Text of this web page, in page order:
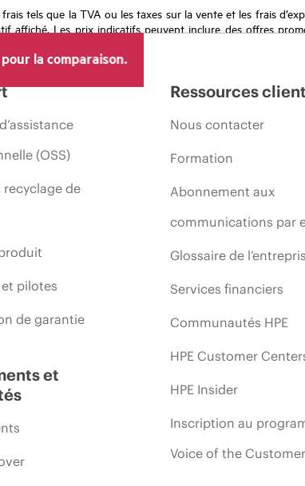
tels que la TVA ou les taxes sur la vente et les frais
affiché. Les prix indicatifs peuvent inclure des offres
la comparaison.
(OSS)
recyclage de
pilotes
de garantie
et
Ressources client
Nous contacter
Formation
Abonnement aux
communications par
Glossaire de
Services financiers
Communautés HPE
HPE Customer
HPE Insider
Inscription au
Voice of the Customer